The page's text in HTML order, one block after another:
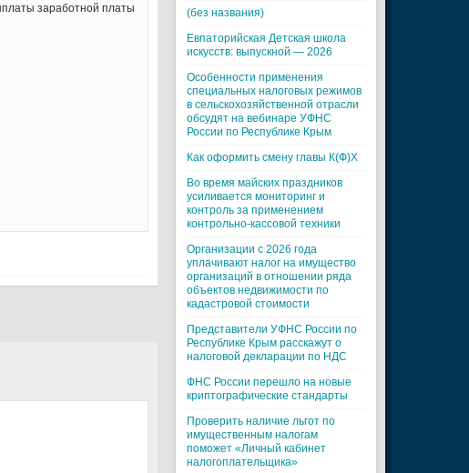
заработной платы
(без названия)
Евпаторийская Детская школа
искусств: выпускной — 2026
Особенности применения
специальных налоговых режимов
в сельскохозяйственной отрасли
обсудят на вебинаре УФНС
России по Республике Крым
Как оформить смену главы К(Ф)Х
Во время майских праздников
усиливается мониторинг и
контроль за применением
контрольно-кассовой техники
Организации с 2026 года
уплачивают налог на имущество
организаций в отношении ряда
объектов недвижимости по
кадастровой стоимости
Представители УФНС России по
Республике Крым расскажут о
налоговой декларации по НДС
ФНС России перешло на новые
криптографические стандарты
Проверить наличие льгот по
имущественным налогам
поможет «Личный кабинет
налогоплательщика»